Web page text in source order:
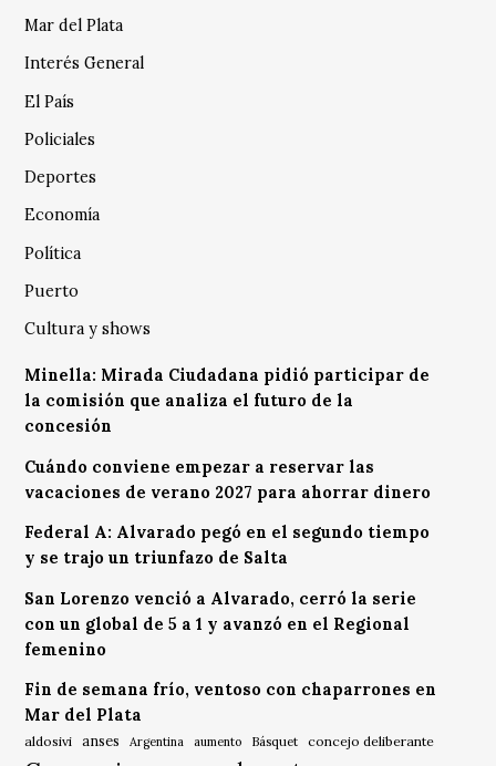
Mar del Plata
Interés General
El País
Policiales
Deportes
Economía
Política
Puerto
Cultura y shows
Minella: Mirada Ciudadana pidió participar de
la comisión que analiza el futuro de la
concesión
Cuándo conviene empezar a reservar las
vacaciones de verano 2027 para ahorrar dinero
Federal A: Alvarado pegó en el segundo tiempo
y se trajo un triunfazo de Salta
San Lorenzo venció a Alvarado, cerró la serie
con un global de 5 a 1 y avanzó en el Regional
femenino
Fin de semana frío, ventoso con chaparrones en
Mar del Plata
aldosivi anses Argentina aumento Básquet concejo deliberante